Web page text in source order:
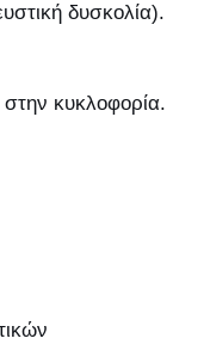
δυσκολία).
κυκλοφορία.